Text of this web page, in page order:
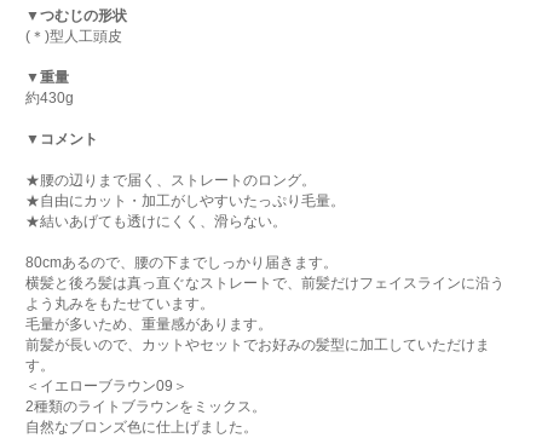
▼つむじの形状
(＊)型人工頭皮
▼重量
約430g
▼コメント
★腰の辺りまで届く、ストレートのロング。
★自由にカット・加工がしやすいたっぷり毛量。
★結いあげても透けにくく、滑らない。
80cmあるので、腰の下までしっかり届きます。
横髪と後ろ髪は真っ直ぐなストレートで、前髪だけフェイスラインに沿う
よう丸みをもたせています。
毛量が多いため、重量感があります。
前髪が長いので、カットやセットでお好みの髪型に加工していただけま
す。
＜イエローブラウン09＞
2種類のライトブラウンをミックス。
自然なブロンズ色に仕上げました。